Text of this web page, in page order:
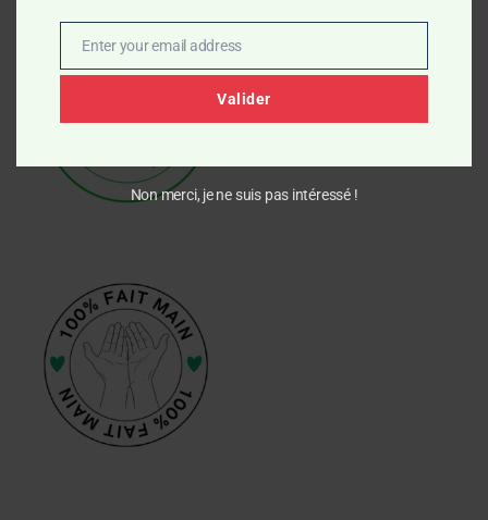
Enter your email address
Valider
Non merci, je ne suis pas intéressé !